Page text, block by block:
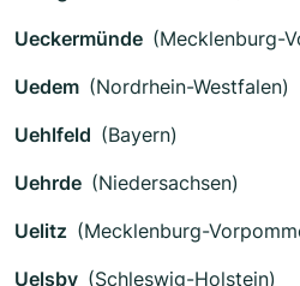
Ueckermünde (Mecklenburg-
Uedem (Nordrhein-Westfalen)
Uehlfeld (Bayern)
Uehrde (Niedersachsen)
Uelitz (Mecklenburg-
Uelsby (Schleswig-Holstein)